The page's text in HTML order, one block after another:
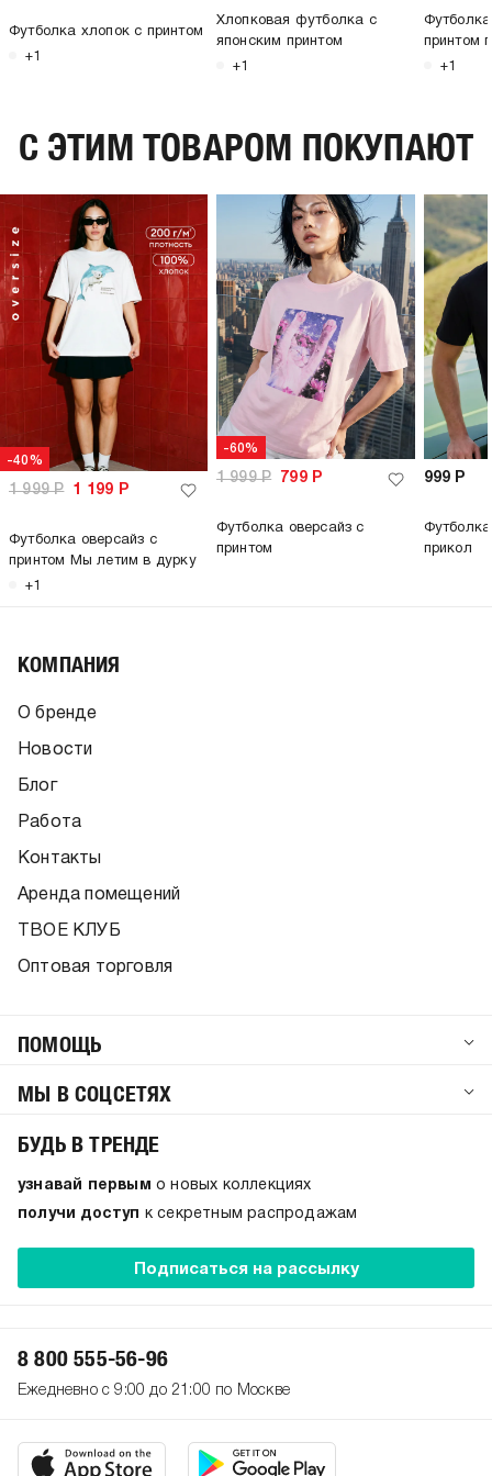
Футболка хлопок с принтом
+1
Хлопковая футболка с
японским принтом
+1
принтом
+1
C ЭТИМ ТОВАРОМ ПОКУПАЮТ
-40%
1 999Р 1 199 Р
Футболка оверсайз с
принтом Мы летим в дурку
+1
-60%
1 999Р 799Р
Футболка оверсайз с
принтом
999 Р
прикол
КОМПАНИЯ
О бренде
Новости
Блог
Работа
Контакты
Аренда помещений
ТВОЕ КЛУБ
Оптовая торговля
ПОМОЩЬ
МЫ В СОЦСЕТЯХ
БУДЬ В ТРЕНДЕ
узнавай первым о новых коллекциях
получи доступ к секретным распродажам
Подписаться на рассылку
8 800 555-56-96
Ежедневно с 9:00 до 21:00 по Москве